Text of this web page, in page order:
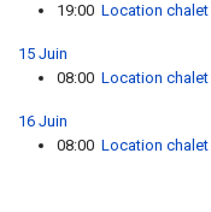
19:00 Location chalet
15 Juin
08:00 Location chalet
16 Juin
08:00 Location chalet